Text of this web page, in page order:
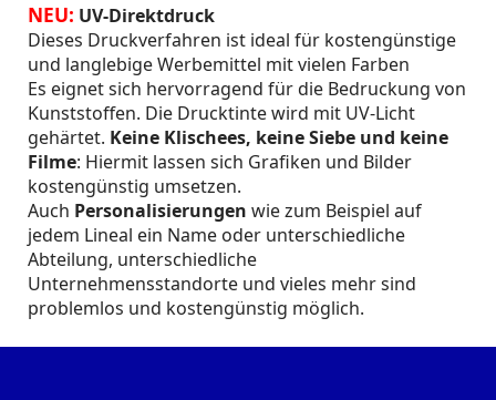
NEU: UV-Direktdruck
Dieses Druckverfahren ist ideal für kostengünstige
und langlebige Werbemittel mit vielen Farben
Es eignet sich hervorragend für die Bedruckung von
Kunststoffen. Die Drucktinte wird mit UV-Licht
gehärtet. Keine Klischees, keine Siebe und keine
Filme: Hiermit lassen sich Grafiken und Bilder
kostengünstig umsetzen.
Auch Personalisierungen wie zum Beispiel auf
jedem Lineal ein Name oder unterschiedliche
Abteilung, unterschiedliche
Unternehmensstandorte und vieles mehr sind
problemlos und kostengünstig möglich.